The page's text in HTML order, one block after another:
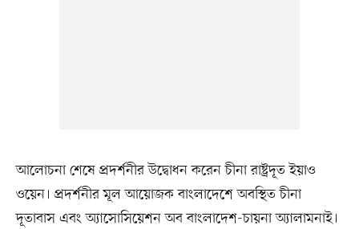
আলোচনা শেষে প্রদর্শনীর উদ্বোধন করেন চীনা রাষ্ট্রদূত ইয়াও
ওয়েন। প্রদর্শনীর মূল আয়োজক বাংলাদেশে অবস্থিত চীনা
দূতাবাস এবং অ্যাসোসিয়েশন অব বাংলাদেশ-চায়না অ্যালামনাই।